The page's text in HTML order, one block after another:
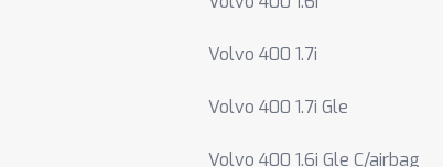
Volvo 400 1.7i
Volvo 400 1.7i Gle
Volvo 400 1.6i Gle C/airbag